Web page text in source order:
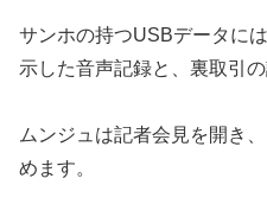
サンホの持つUSBデータに
示した音声記録と、裏取引
ムンジュは記者会見を開き
めます。